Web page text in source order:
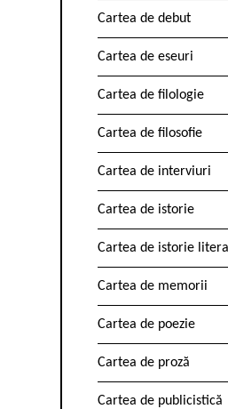
Cartea de debut
Cartea de eseuri
Cartea de filologie
Cartea de filosofie
Cartea de interviuri
Cartea de istorie
Cartea de istorie
Cartea de memorii
Cartea de poezie
Cartea de proză
Cartea de publicistică